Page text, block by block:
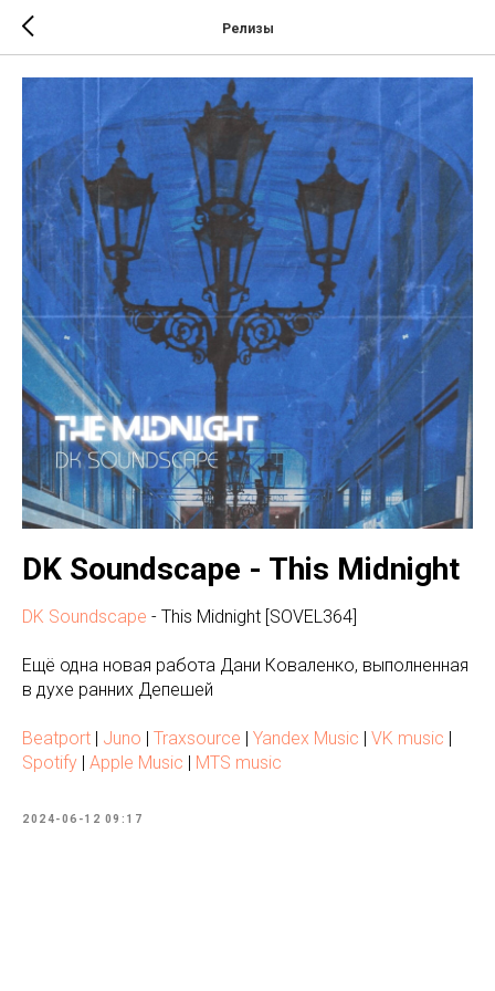
Релизы
DK Soundscape - This Midnight
DK Soundscape - This Midnight [SOVEL364]
Ещё одна новая работа Дани Коваленко, выполненная
в духе ранних Депешей
Beatport | Juno | Traxsource | Yandex Music | VK music |
Spotify | Apple Music | MTS music
2024-06-12 09:17